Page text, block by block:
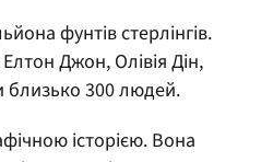
фунтів стерлінгів.
Джон, Олівія Дін,
близько 300 людей.
історією. Вона